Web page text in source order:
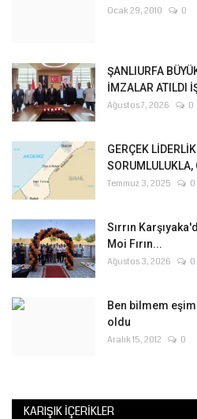
Ocak 29, 2010 0
ŞANLIURFA
İMZALAR ATILDI
Ağustos 7, 2026 0
GERÇEK
SORUMLULUKLA,
Temmuz 3, 2025 0
Sırrın
Moi Fırın...
Ağustos 3, 2026 0
Ben bilmem
oldu
Aralık 15, 2012 0
KARIŞIK İÇERIKLER